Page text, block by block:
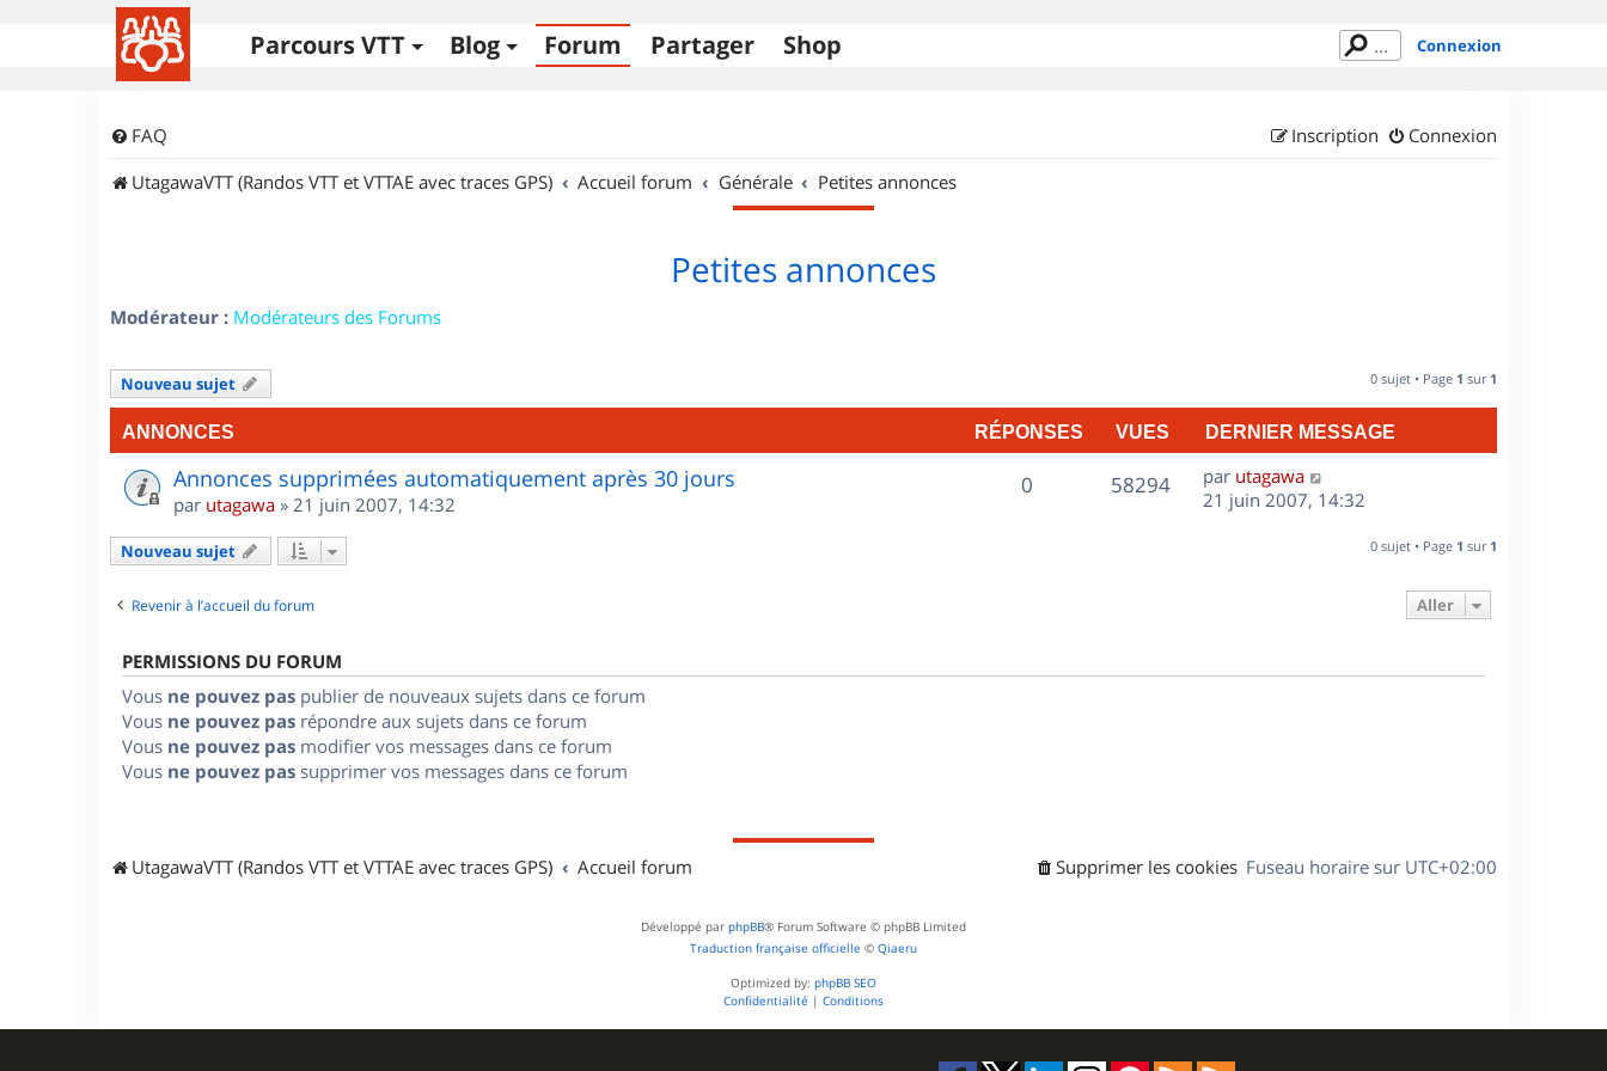
Parcours VTT Blog Forum Partager Shop Connexion
FAQ Connexion
Inscription
UtagawaVTT (Randos VTT et VTTAE avec traces GPS)
Accueil forum Générale Petites annonces
Petites annonces
Modérateur : Modérateurs des Forums
Nouveau sujet 0 sujet • Page 1 sur 1
ANNONCES RÉPONSES VUES DERNIER MESSAGE
Annonces supprimées automatiquement après 30 jours
par utagawa » 21 juin 2007, 14:32
0R
58294V
D
e
par utagawa
21 juin 2007, 14:32
Nouveau sujet 0 sujet • Page 1 sur 1
Revenir à l’accueil du forum Aller
PERMISSIONS DU FORUM
Vous ne pouvez pas publier de nouveaux sujets dans ce forum
Vous ne pouvez pas répondre aux sujets dans ce forum
Vous ne pouvez pas modifier vos messages dans ce forum
Vous ne pouvez pas supprimer vos messages dans ce forum
UtagawaVTT (Randos VTT et VTTAE avec traces GPS) Accueil forum Fuseau horaire sur UTC+02:00
Supprimer les cookies
Développé par phpBB® Forum Software © phpBB Limited
Traduction française officielle © Qiaeru
Optimized by: phpBB SEO
Confidentialité | Conditions